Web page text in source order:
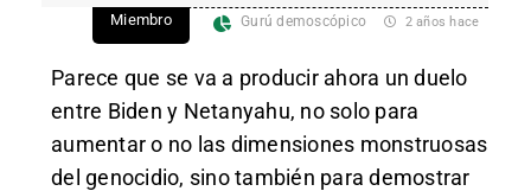
Miembro Gurú demoscópico 2 años hace
Parece que se va a producir ahora un duelo
entre Biden y Netanyahu, no solo para
aumentar o no las dimensiones monstruosas
del genocidio, sino también para demostrar